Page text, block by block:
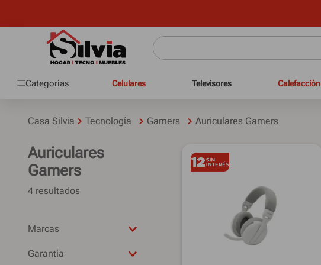
Categorías Celulares Televisores Calefacción
Casa Silvia Tecnología Gamers Auriculares Gamers
Auriculares
Gamers
4
Garantía